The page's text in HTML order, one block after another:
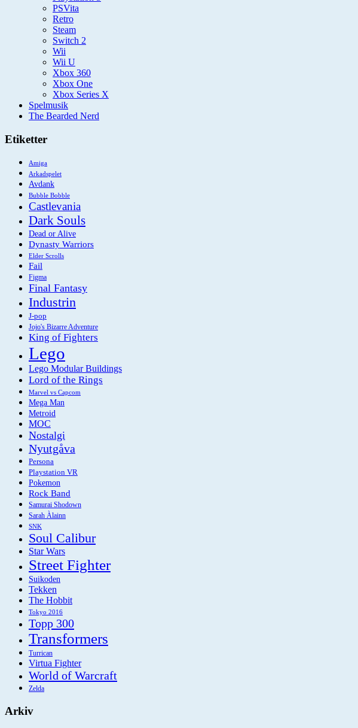
PSVita
Retro
Steam
Switch 2
Wii
Wii U
Xbox 360
Xbox One
Xbox Series X
Spelmusik
The Bearded Nerd
Etiketter
Amiga
Arkadspelet
Avdank
Bubble Bobble
Castlevania
Dark Souls
Dead or Alive
Dynasty Warriors
Elder Scrolls
Fail
Figma
Final Fantasy
Industrin
J-pop
Jojo's Bizarre Adventure
King of Fighters
Lego
Lego Modular Buildings
Lord of the Rings
Marvel vs Capcom
Mega Man
Metroid
MOC
Nostalgi
Nyutgåva
Persona
Playstation VR
Pokemon
Rock Band
Samurai Shodown
Sarah Àlainn
SNK
Soul Calibur
Star Wars
Street Fighter
Suikoden
Tekken
The Hobbit
Tokyo 2016
Topp 300
Transformers
Turrican
Virtua Fighter
World of Warcraft
Zelda
Arkiv